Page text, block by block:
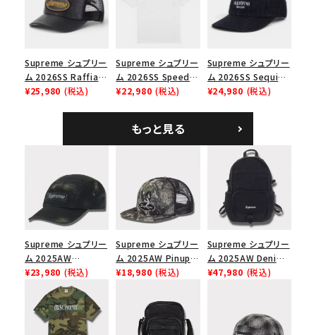
Supreme シュプリー
ム 2026SS Raffia
Mesh Back 5-Panel
¥25,980 (税込)
Supreme シュプリー
ム 2026SS Speed
Tee スピードTシャツ
¥22,980 (税込)
Supreme シュプリー
ム 2026SS Sequin
Denim Classic
シックロゴ 6パネルキ
ャップ ブラック
¥24,980 (税込)
もっと見る
Supreme シュプリー
ム 2025AW
Overdyed Camp
Cap オーバーダイド
キャンプキャップ ブ
ラック
¥23,980 (税込)
Supreme シュプリー
ム 2025AW Pinup
Mesh Back 5-Panel
ュバック 5パネルキャ
ップ トゥルーティン
バーHTC フォールカ
¥18,980 (税込)
Supreme シュプリー
ム 2025AW Denim
Backpack デニム バ
¥47,980 (税込)